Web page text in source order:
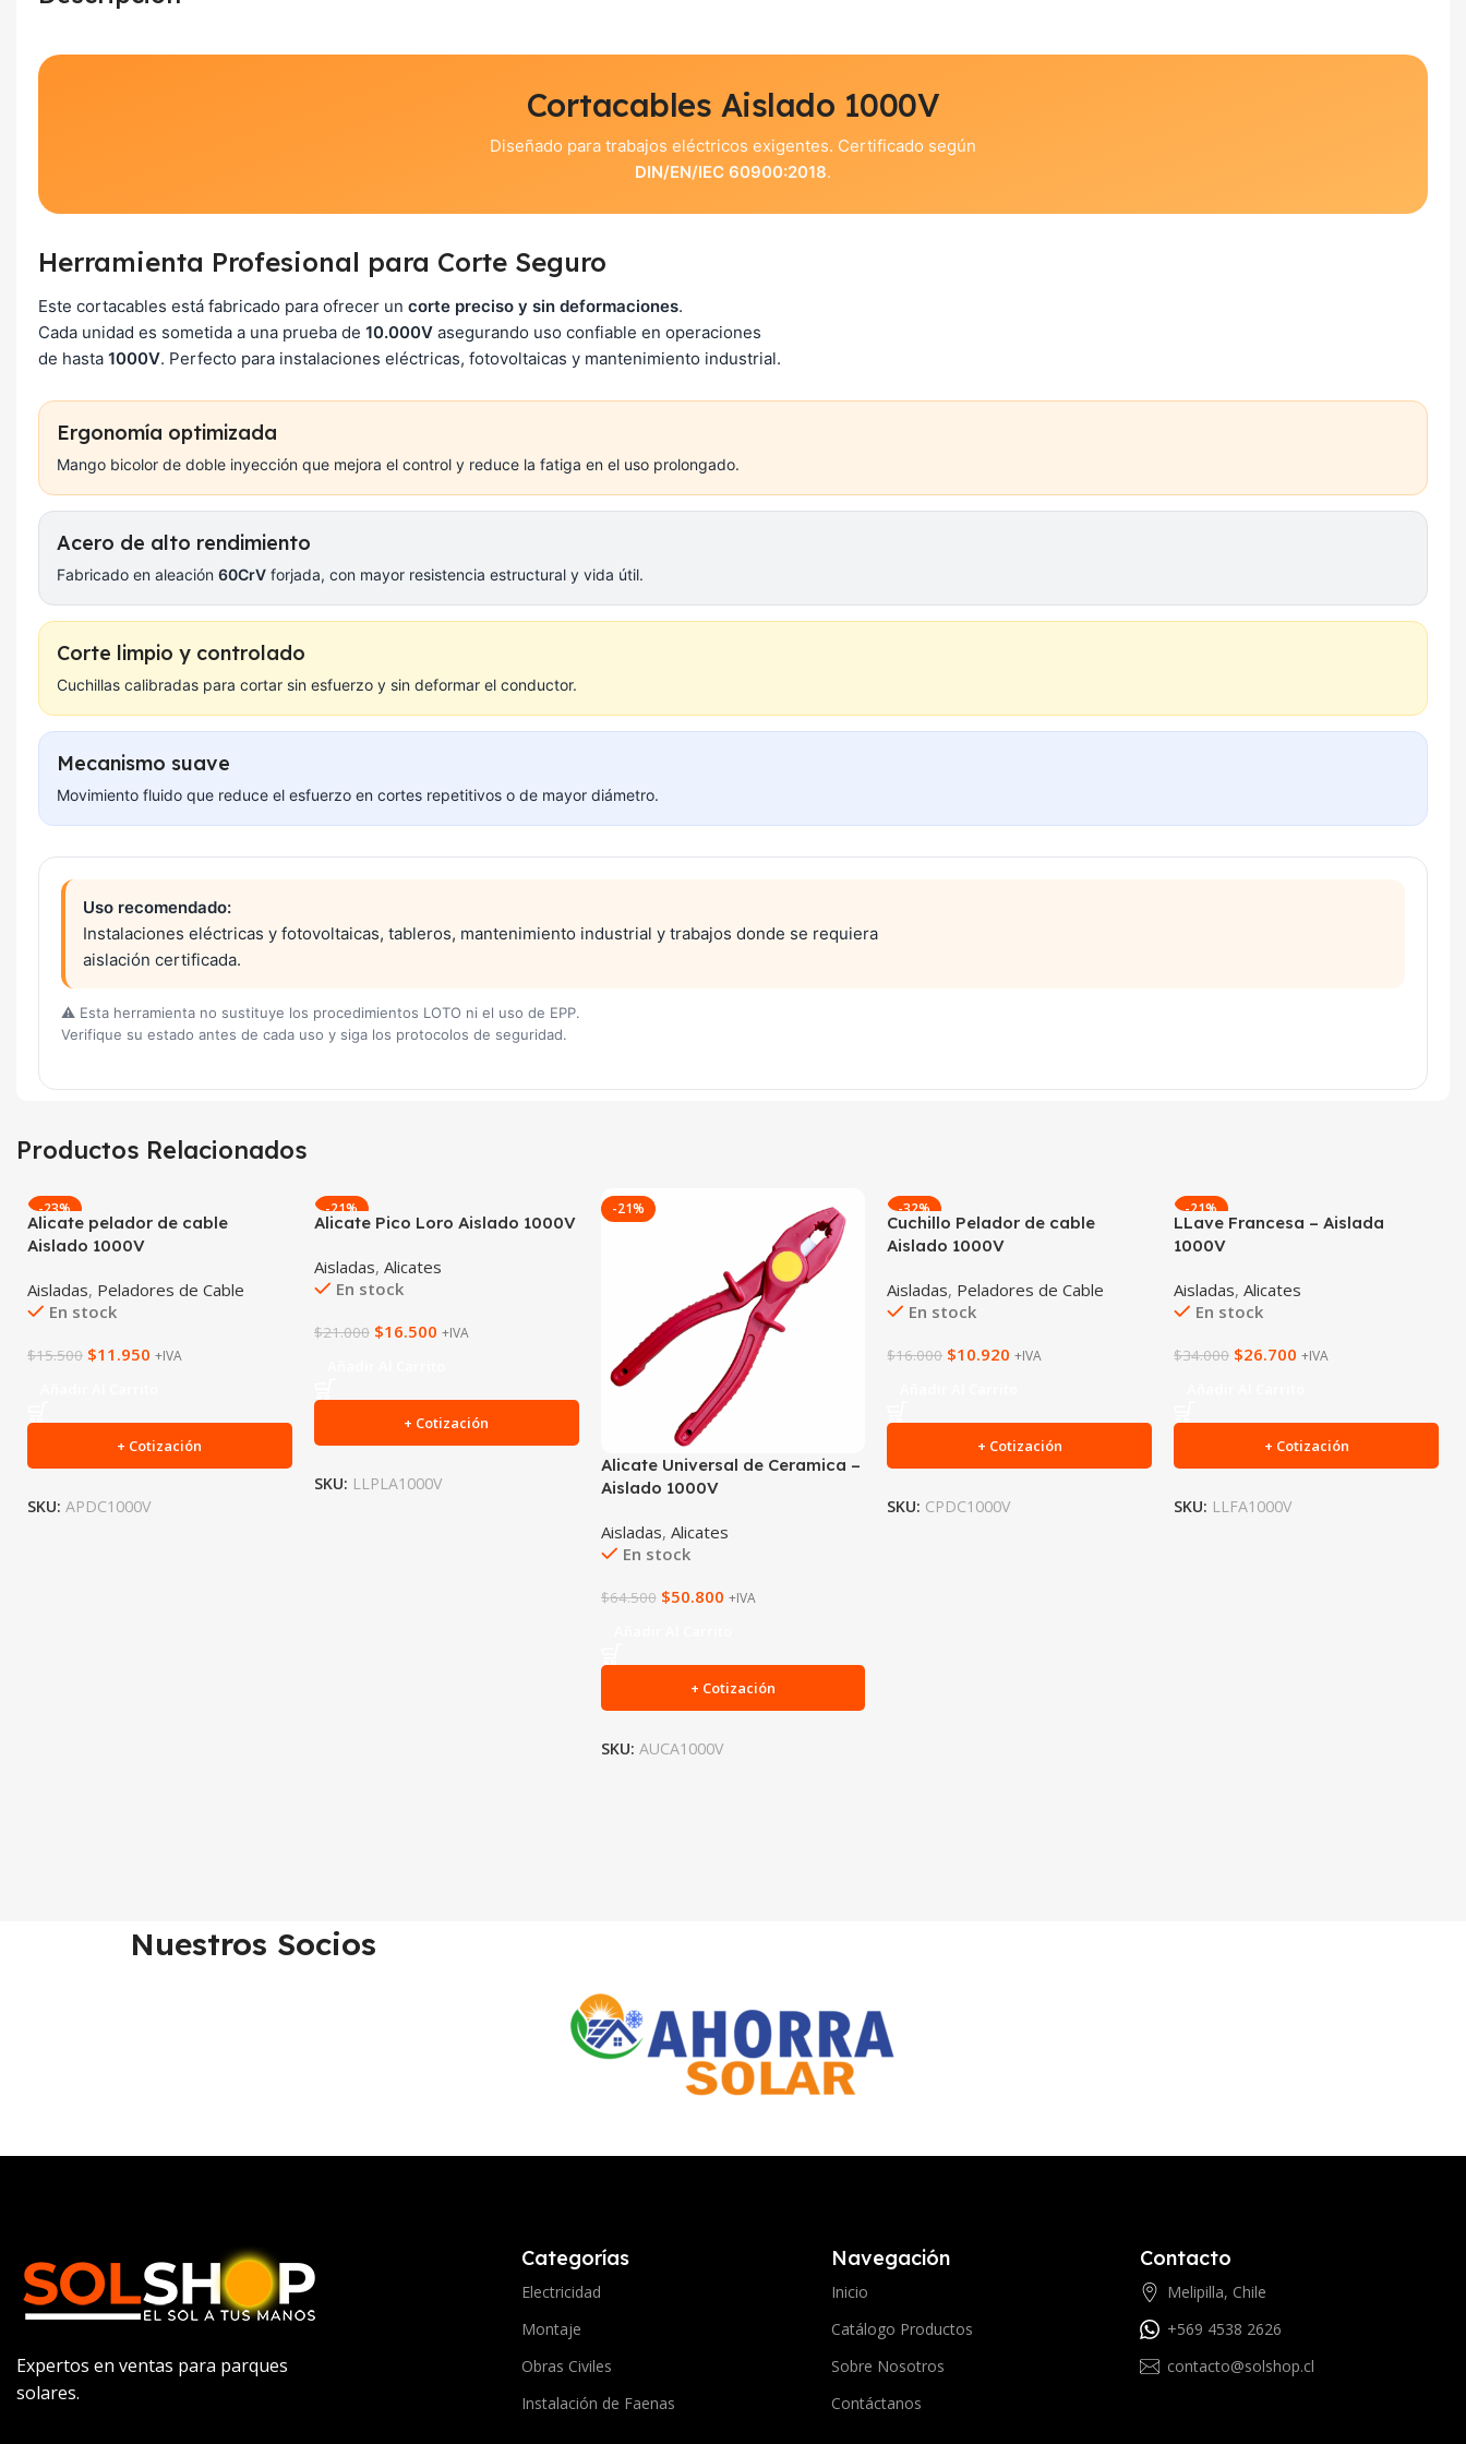
Cortacables Aislado 1000V
Diseñado para trabajos eléctricos exigentes. Certificado según
DIN/EN/IEC 60900:2018.
Herramienta Profesional para Corte Seguro
Este cortacables está fabricado para ofrecer un corte preciso y sin deformaciones.
Cada unidad es sometida a una prueba de 10.000V asegurando uso confiable en operaciones
de hasta 1000V. Perfecto para instalaciones eléctricas, fotovoltaicas y mantenimiento industrial.
Ergonomía optimizada
Mango bicolor de doble inyección que mejora el control y reduce la fatiga en el uso prolongado.
Acero de alto rendimiento
Fabricado en aleación 60CrV forjada, con mayor resistencia estructural y vida útil.
Corte limpio y controlado
Cuchillas calibradas para cortar sin esfuerzo y sin deformar el conductor.
Mecanismo suave
Movimiento fluido que reduce el esfuerzo en cortes repetitivos o de mayor diámetro.
Uso recomendado:
Instalaciones eléctricas y fotovoltaicas, tableros, mantenimiento industrial y trabajos donde se requiera
aislación certificada.
⚠️ Esta herramienta no sustituye los procedimientos LOTO ni el uso de EPP.
Verifique su estado antes de cada uso y siga los protocolos de seguridad.
Productos Relacionados
-23%
Alicate pelador de cable
Aislado 1000V
Aisladas, Peladores de Cable
En stock
$15.500 $11.950 +IVA
+ Cotización
SKU: APDC1000V
-21%
Alicate Pico Loro Aislado 1000V
Aisladas, Alicates
En stock
$21.000 $16.500 +IVA
+ Cotización
SKU: LLPLA1000V
-21%
Alicate Universal de Ceramica –
Aislado 1000V
Aisladas, Alicates
En stock
$64.500 $50.800 +IVA
+ Cotización
SKU: AUCA1000V
-32%
Cuchillo Pelador de cable
Aislado 1000V
Aisladas, Peladores de Cable
En stock
$16.000 $10.920 +IVA
+ Cotización
SKU: CPDC1000V
-21%
LLave Francesa – Aislada
1000V
Aisladas,Alicates
En stock
$34.000 $26.700 +IVA
+ Cotización
SKU: LLFA1000V
Nuestros Socios
Expertos en ventas para parques
solares.
Categorías
Electricidad
Montaje
Obras Civiles
Instalación de Faenas
Navegación
Inicio
Catálogo Productos
Sobre Nosotros
Contáctanos
Contacto
Melipilla, Chile
+569 4538 2626
contacto@solshop.cl